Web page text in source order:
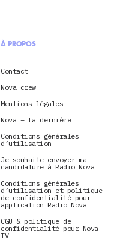
À PROPOS
Contact
Nova crew
Mentions légales
Nova – La dernière
Conditions générales
d’utilisation
Je souhaite envoyer ma
candidature à Radio Nova
Conditions générales
d’utilisation et politique
de confidentialité pour
application Radio Nova
CGU & politique de
confidentialité pour Nova
TV